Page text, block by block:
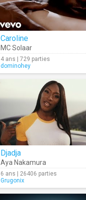
Caroline
MC Solaar
4 ans | 729 parties
dominohey
Djadja
Aya Nakamura
6 ans | 26406 parties
Grugonix